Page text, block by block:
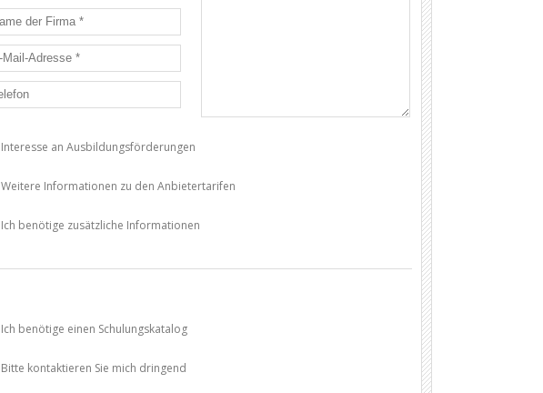
Interesse an Ausbildungsförderungen
Weitere Informationen zu den Anbietertarifen
Ich benötige zusätzliche Informationen
Ich benötige einen Schulungskatalog
Bitte kontaktieren Sie mich dringend